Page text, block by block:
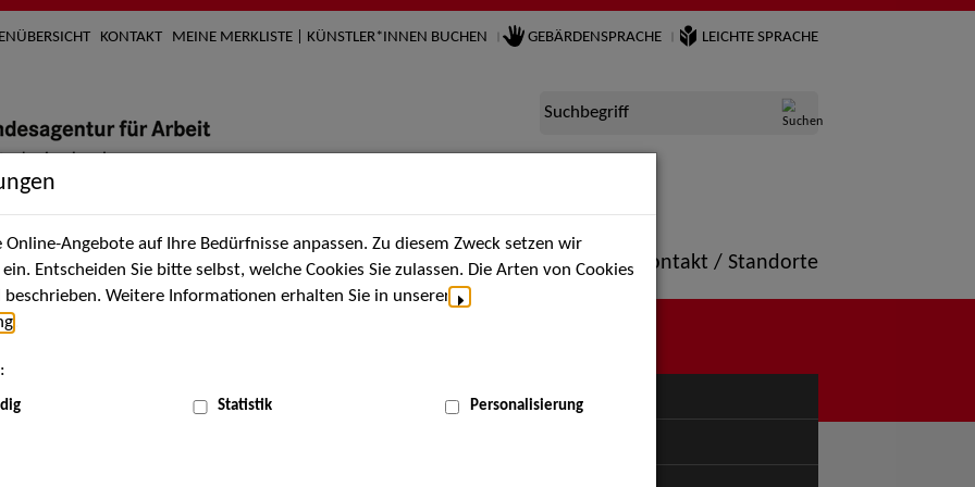
KONTAKT MEINE MERKLISTE | KÜNSTLER*INNEN BUCHEN GEBÄRDENSPRACHE LEICHTE SPRACHE
Suchbegriff
Künstler*innen Über uns Aktuelles Termine Portfolio Kontakt / Standorte
MENÜ
Angebote auf Ihre Bedürfnisse anpassen. Zu diesem Zweck setzen wir
Entscheiden Sie bitte selbst, welche Cookies Sie zulassen. Die Arten von Cookies
Weitere Informationen erhalten Sie in unserer
Statistik Personalisierung